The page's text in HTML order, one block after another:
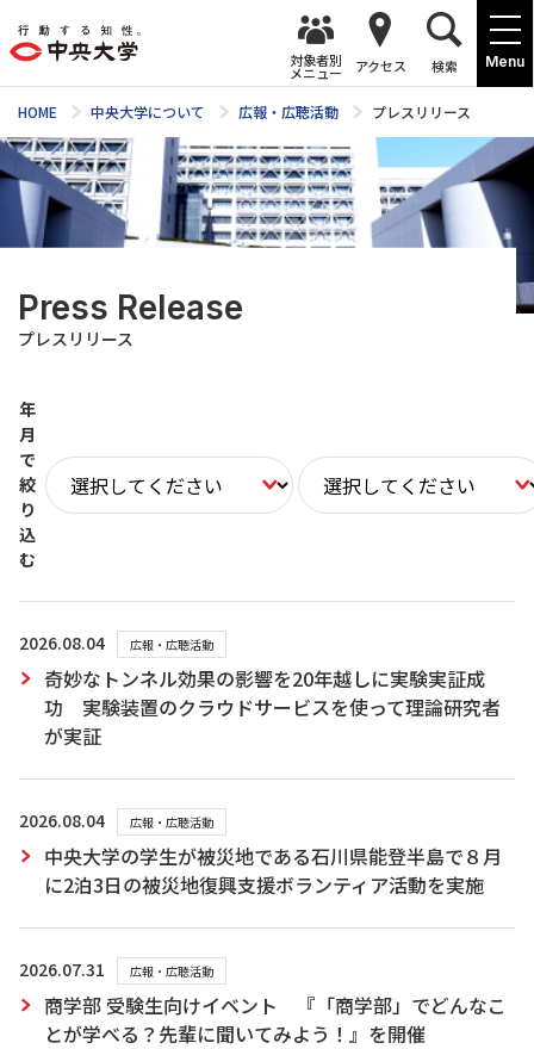
Menu
対象者別
メニュー アクセス 検索
HOME 中央大学について 広報・広聴活動 プレスリリース
Press Release
プレスリリース
年
月
で
絞
り
込
む
2026.08.04 広報・広聴活動
奇妙なトンネル効果の影響を20年越しに実験実証成
功 実験装置のクラウドサービスを使って理論研究者
が実証
2026.08.04 広報・広聴活動
中央大学の学生が被災地である石川県能登半島で８月
に2泊3日の被災地復興支援ボランティア活動を実施
2026.07.31 広報・広聴活動
商学部 受験生向けイベント 『「商学部」でどんなこ
とが学べる？先輩に聞いてみよう！』を開催